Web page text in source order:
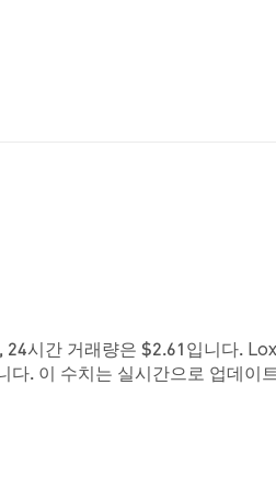
시간 거래량은 $2.61입니다. Lox
다. 이 수치는 실시간으로 업데이